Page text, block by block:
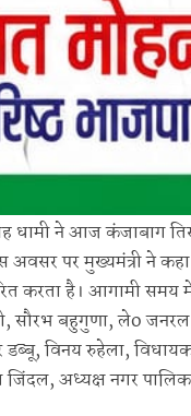
धामी ने आज कंजाबाग
पर मुख्यमंत्री ने
करता है। आगामी
सौरभ बहुगुणा, लेo जनरल
डब्बू, विनय रुहेला,
अध्यक्ष नगर